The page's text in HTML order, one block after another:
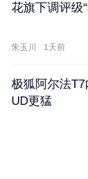
花旗下调评级
朱玉川 1天前
极狐阿尔法
UD更猛